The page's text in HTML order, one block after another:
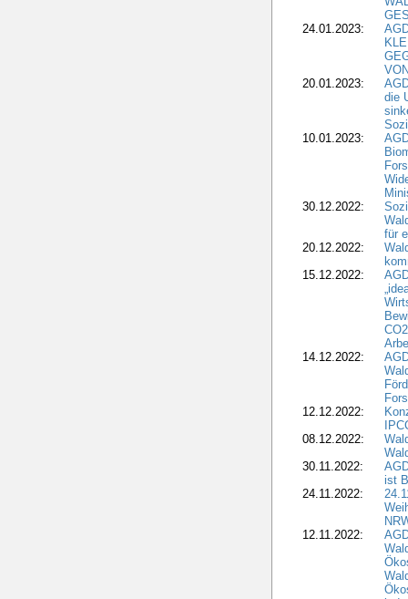
24.01.2023:
20.01.2023:
die
10.01.2023:
30.12.2022:
für
20.12.2022:
15.12.2022:
14.12.2022:
12.12.2022:
08.12.2022:
30.11.2022:
ist
24.11.2022:
12.11.2022: